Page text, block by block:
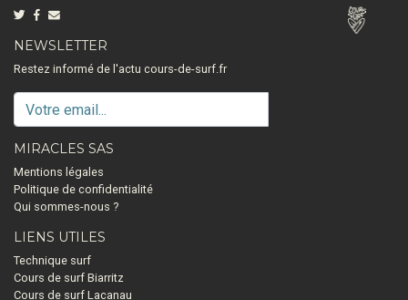
NEWSLETTER
Restez informé de l'actu cours-de-surf.fr
MIRACLES SAS
Mentions légales
Politique de confidentialité
Qui sommes-nous ?
LIENS UTILES
Technique surf
Cours de surf Biarritz
Cours de surf Lacanau